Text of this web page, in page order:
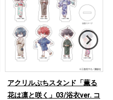
アクリルぷちスタンド「薫る
花は凛と咲く」03/浴衣ver. コ